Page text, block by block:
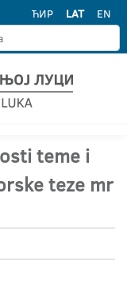
ЋИР LAT EN
teme i
teze mr